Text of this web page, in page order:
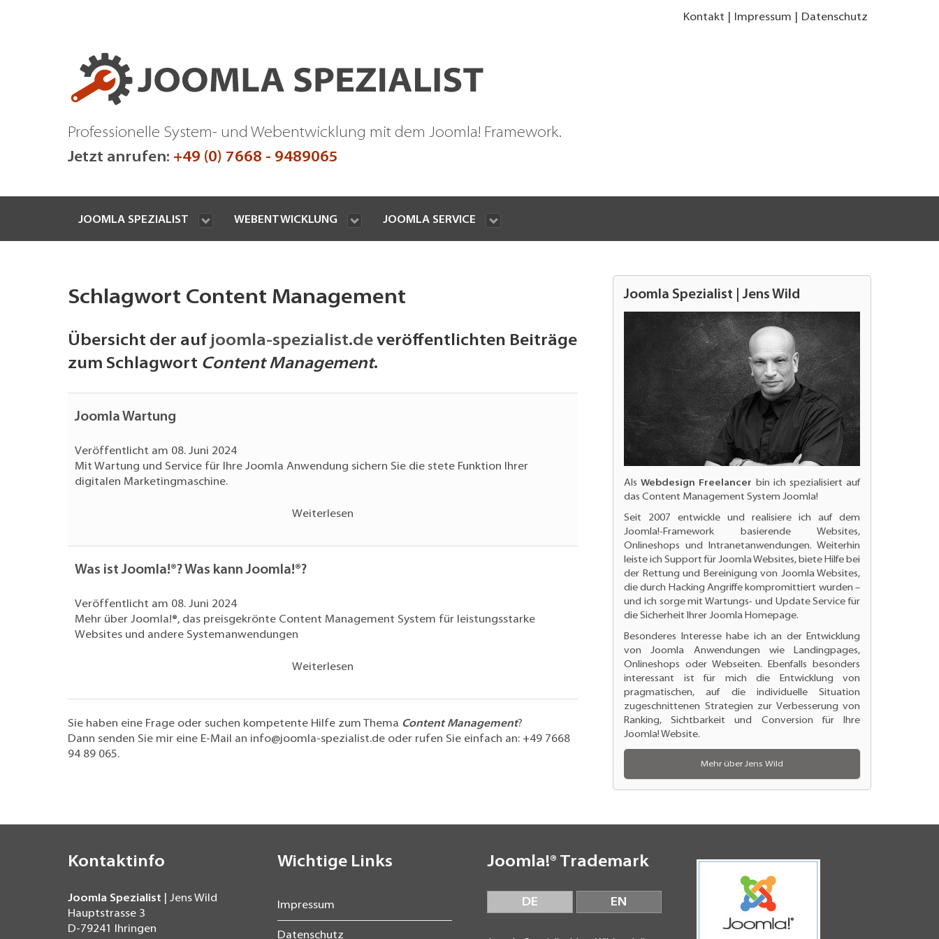
Kontakt Impressum Datenschutz
Professionelle System- und Webentwicklung mit dem Joomla! Framework.
Jetzt anrufen: +49 (0) 7668 - 9489065
JOOMLA SPEZIALIST WEBENTWICKLUNG JOOMLA SERVICE
Schlagwort Content Management
Übersicht der auf joomla-spezialist.de veröffentlichten Beiträge
zum Schlagwort Content Management.
Joomla Wartung
Veröffentlicht am 08. Juni 2024
Mit Wartung und Service für Ihre Joomla Anwendung sichern Sie die stete Funktion Ihrer
digitalen Marketingmaschine.
Weiterlesen
Was ist Joomla!®? Was kann Joomla!®?
Veröffentlicht am 08. Juni 2024
Mehr über Joomla!®, das preisgekrönte Content Management System für leistungsstarke
Websites und andere Systemanwendungen
Weiterlesen
Sie haben eine Frage oder suchen kompetente Hilfe zum Thema Content Management?
Dann senden Sie mir eine E-Mail an info@joomla-spezialist.de oder rufen Sie einfach an: +49 7668
94 89 065.
Joomla Spezialist | Jens Wild
AlsWebdesign Freelancer bin ich spezialisiert auf
das Content Management System Joomla!
Seit 2007 entwickle und realisiere ich auf dem
Joomla!-Framework basierende Websites,
Onlineshops und Intranetanwendungen. Weiterhin
leiste ich Support für Joomla Websites, biete Hilfe bei
der Rettung und Bereinigung von Joomla Websites,
die durch Hacking Angriffe kompromittiert wurden –
und ich sorge mit Wartungs- und Update Service für
die Sicherheit Ihrer Joomla Homepage.
Besonderes Interesse habe ich an der Entwicklung
von Joomla Anwendungen wie Landingpages,
Onlineshops oder Webseiten. Ebenfalls besonders
interessant ist für mich die Entwicklung von
pragmatischen, auf die individuelle Situation
zugeschnittenen Strategien zur Verbesserung von
Ranking, Sichtbarkeit und Conversion für Ihre
Joomla! Website.
Mehr über Jens Wild
Kontaktinfo
Joomla Spezialist | Jens Wild
Hauptstrasse 3
D-79241 Ihringen
Wichtige Links
Impressum
Datenschutz
Joomla!® Trademark
DE EN